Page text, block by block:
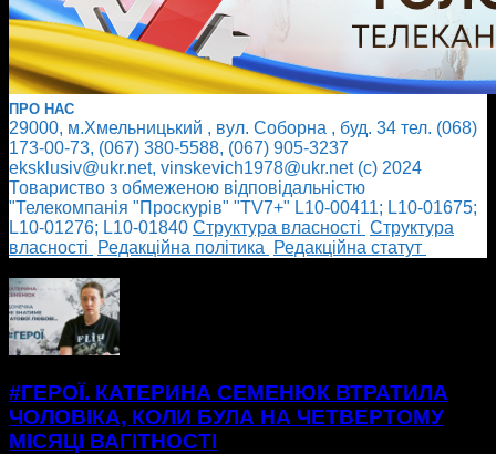
ПРО НАС
29000, м.Хмельницький , вул. Соборна , буд. 34 тел. (068)
173-00-73, (067) 380-5588, (067) 905-3237
eksklusiv@ukr.net, vinskevich1978@ukr.net (с) 2024
Товариство з обмеженою відповідальністю
"Телекомпанія "Проскурів" "TV7+" L10-00411; L10-01675;
L10-01276; L10-01840 Cтруктура власності Cтруктура
власності
Редакційна політика
Редакційна статут
#ГЕРОЇ. КАТЕРИНА СЕМЕНЮК ВТРАТИЛА
ЧОЛОВІКА, КОЛИ БУЛА НА ЧЕТВЕРТОМУ
МІСЯЦІ ВАГІТНОСТІ